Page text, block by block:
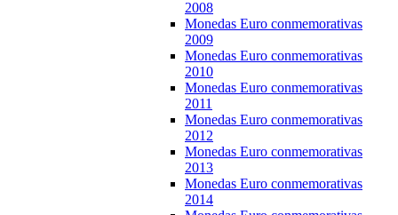
2008
Monedas Euro conmemorativas
2009
Monedas Euro conmemorativas
2010
Monedas Euro conmemorativas
2011
Monedas Euro conmemorativas
2012
Monedas Euro conmemorativas
2013
Monedas Euro conmemorativas
2014